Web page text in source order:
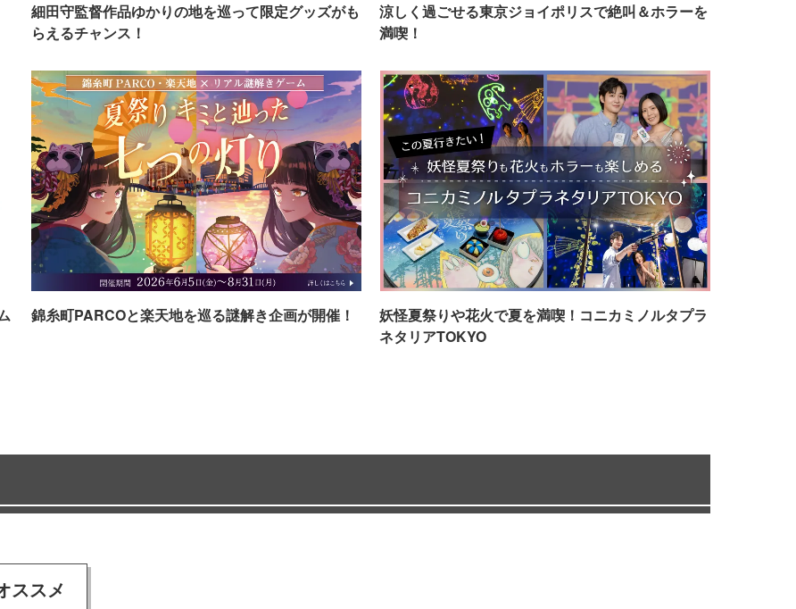
細田守監督作品ゆかりの地を巡って限定グッズがも
らえるチャンス！
涼しく過ごせる東京ジョイポリスで絶叫＆ホラーを
満喫！
錦糸町PARCOと楽天地を巡る謎解き企画が開催！
妖怪夏祭りや花火で夏を満喫！コニカミノルタプラ
ネタリアTOKYO
ススメ